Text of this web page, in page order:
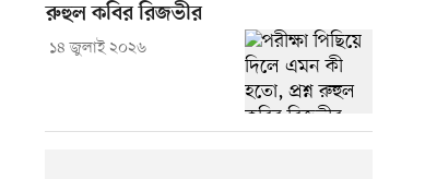
রুহুল কবির রিজভীর
১৪ জুলাই ২০২৬